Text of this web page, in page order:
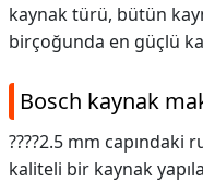
kaynak türü, bütün
birçoğunda en güçlü
Bosch kaynak
????2.5 mm capındaki
kaliteli bir kaynak